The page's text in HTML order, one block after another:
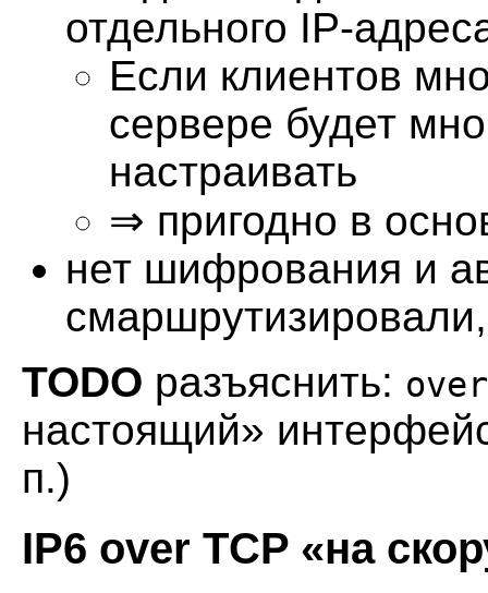
отдельного IP-
Если клиентов
сервере будет
настраивать
⇒ пригодно в
нет шифрования и
TODO разъяснить:
настоящий»
п.)
IP6 over TCP «на